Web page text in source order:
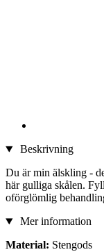
Beskrivning
Du är min älskling -
här gulliga skålen.
oförglömlig
Mer information
Material: Stengods